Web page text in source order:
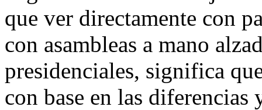
que ver directamente con
con asambleas a mano
presidenciales, significa
con base en las